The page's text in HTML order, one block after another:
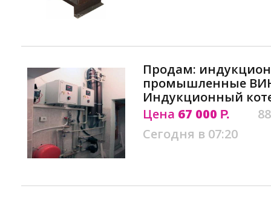
Продам:
промышленные
Индукционный
Цена 67 000 Р.
Сегодня в 07:20